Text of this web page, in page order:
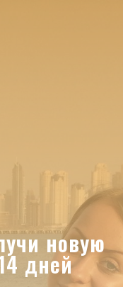
новую
дней